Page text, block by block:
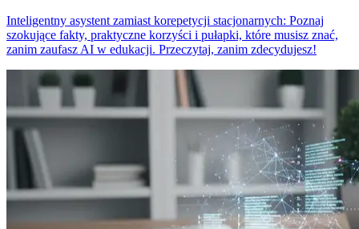
Inteligentny asystent zamiast korepetycji stacjonarnych: Poznaj
szokujące fakty, praktyczne korzyści i pułapki, które musisz znać,
zanim zaufasz AI w edukacji. Przeczytaj, zanim zdecydujesz!